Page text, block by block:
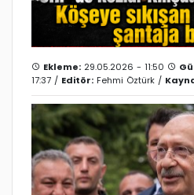
Ekleme: 29.05.2026 - 11:50
17:37 / Editör: Fehmi Öztürk /